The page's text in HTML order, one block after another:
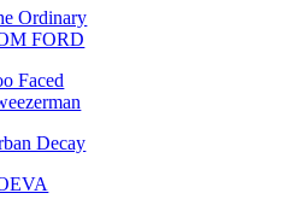
Ordinary
FORD
Faced
Decay